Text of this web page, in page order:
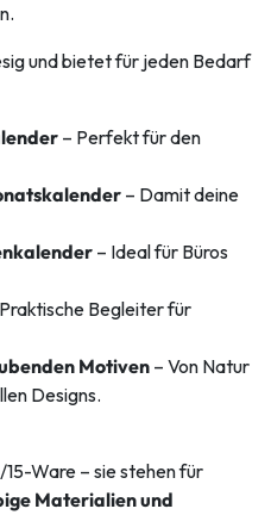
und bietet für jeden Bedarf
– Perfekt für den
– Damit deine
– Ideal für Büros
Begleiter für
Motiven – Von Natur
Designs.
Ware – sie stehen für
Materialien und